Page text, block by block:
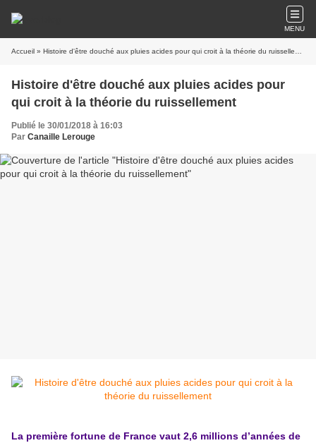
MENU
Accueil » Histoire d'être douché aux pluies acides pour qui croit à la théorie du ruissellement
Histoire d'être douché aux pluies acides pour
qui croit à la théorie du ruissellement
Publié le 30/01/2018 à 16:03
Par Canaille Lerouge
La première fortune de France vaut 2,6 millions d’années de